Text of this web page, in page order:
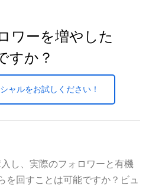
ワーを増やした
すか？
ャルをお試しください！
し、実際のフォロワーと有機
を回すことは可能ですか？ビュ